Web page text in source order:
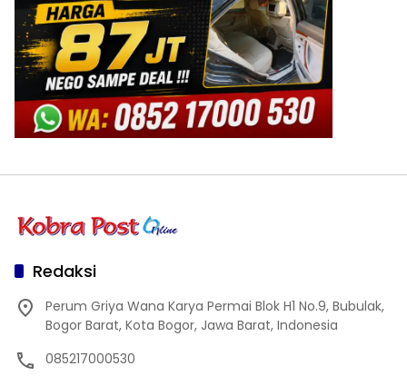
Redaksi
Perum Griya Wana Karya Permai Blok H1 No.9, Bubulak,
Bogor Barat, Kota Bogor, Jawa Barat, Indonesia
085217000530